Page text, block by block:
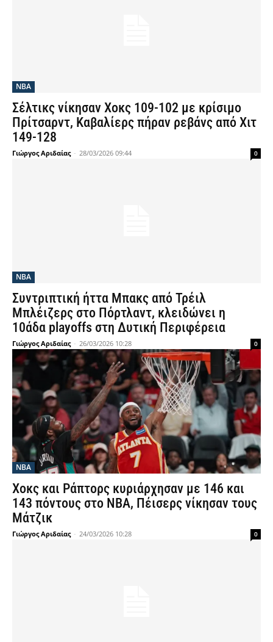
NBA
Σέλτικς νίκησαν Χοκς 109-102 με κρίσιμο
Πρίτσαρντ, Καβαλίερς πήραν ρεβάνς από Χιτ
149-128
Γιώργος Αριδαίας - 28/03/2026 09:44 0
NBA
Συντριπτική ήττα Μπακς από Τρέιλ
Μπλέιζερς στο Πόρτλαντ, κλειδώνει η
10άδα playoffs στη Δυτική Περιφέρεια
Γιώργος Αριδαίας - 26/03/2026 10:28 0
NBA
Χοκς και Ράπτορς κυριάρχησαν με 146 και
143 πόντους στο ΝΒΑ, Πέισερς νίκησαν τους
Μάτζικ
Γιώργος Αριδαίας - 24/03/2026 10:28 0